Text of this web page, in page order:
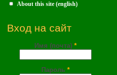
About this site (english)
Вход на сайт
Имя (почта) *
Пароль *